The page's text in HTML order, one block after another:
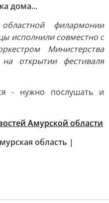
дома...
филармонии
исполнили совместно с
Министерства
открытии фестиваля
- нужно послушать и
Амурской области
область |